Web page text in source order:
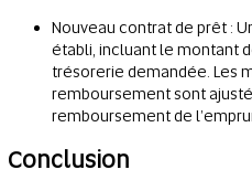
Nouveau contrat de prêt :
établi, incluant le montant
trésorerie demandée. Les
remboursement sont
remboursement de
Conclusion